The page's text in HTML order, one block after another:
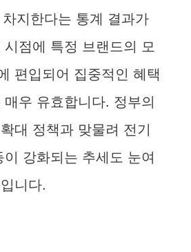
지한다는 통계 결과가
점에 특정 브랜드의 모
편입되어 집중적인 혜택
우 유효합니다. 정부의
대 정책과 맞물려 전기
강화되는 추세도 눈여
니다.